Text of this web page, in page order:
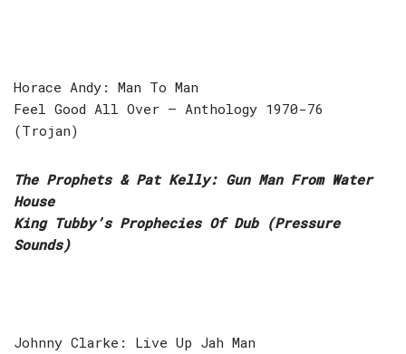
Horace Andy: Man To Man
Feel Good All Over – Anthology 1970-76
(Trojan)
The Prophets & Pat Kelly: Gun Man From Water
House
King Tubby’s Prophecies Of Dub (Pressure
Sounds)
Johnny Clarke: Live Up Jah Man